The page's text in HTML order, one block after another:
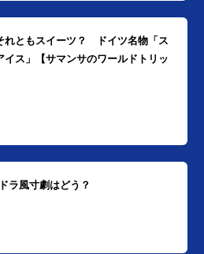
ともスイーツ？ ドイツ名物「ス
イス」【サマンサのワールドトリッ
ラ風寸劇はどう？